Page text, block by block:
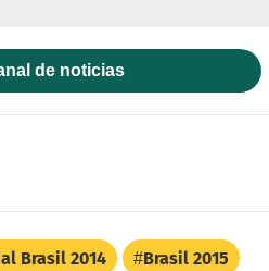
de noticias
Brasil 2014 Brasil 2015